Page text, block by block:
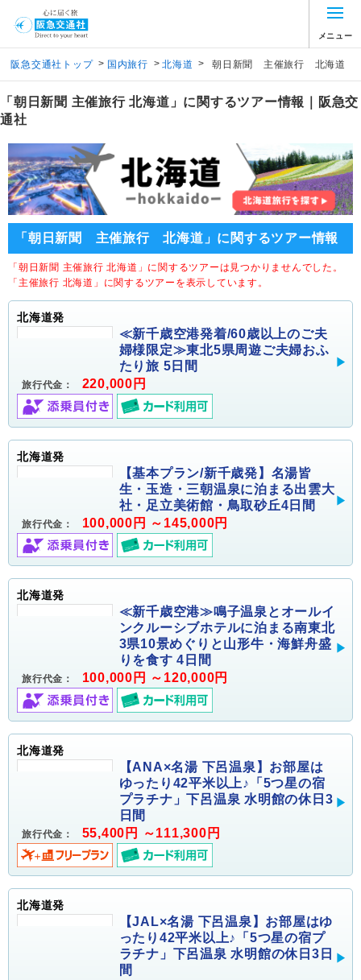
メニュー
阪急交通社トップ > 国内旅行 > 北海道 > 朝日新聞 主催旅行 北海道
「朝日新聞 主催旅行 北海道」に関するツアー情報｜阪急交
通社
「朝日新聞 主催旅行 北海道」に関するツアー情報
「朝日新聞 主催旅行 北海道」に関するツアーは見つかりませんでした。
「主催旅行 北海道」に関するツアーを表示しています。
北海道発
≪新千歳空港発着/60歳以上のご夫
婦様限定≫東北5県周遊ご夫婦おふ
たり旅 5日間
旅行代金： 220,000円
北海道発
【基本プラン/新千歳発】名湯皆
生・玉造・三朝温泉に泊まる出雲大
社・足立美術館・鳥取砂丘4日間
旅行代金： 100,000円 ～145,000円
北海道発
≪新千歳空港≫鳴子温泉とオールイ
ンクルーシブホテルに泊まる南東北
3県10景めぐりと山形牛・海鮮舟盛
りを食す 4日間
旅行代金： 100,000円 ～120,000円
北海道発
【ANA×名湯 下呂温泉】お部屋は
ゆったり42平米以上♪「5つ星の宿
プラチナ」下呂温泉 水明館の休日3
日間
旅行代金： 55,400円 ～111,300円
北海道発
【JAL×名湯 下呂温泉】お部屋はゆ
ったり42平米以上♪「5つ星の宿プ
ラチナ」下呂温泉 水明館の休日3日
間